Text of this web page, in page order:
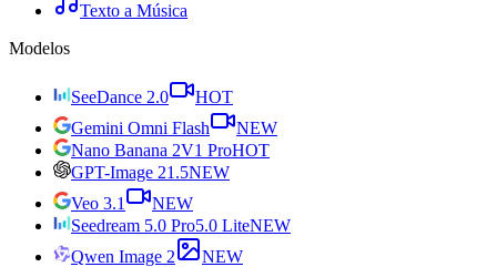
Texto a Música
Modelos
SeeDance 2.0
HOT
Gemini Omni Flash
NEW
Nano Banana 2V1 ProHOT
GPT-Image 21.5NEW
Veo 3.1
NEW
Seedream 5.0 Pro5.0 LiteNEW
Qwen Image 2
NEW